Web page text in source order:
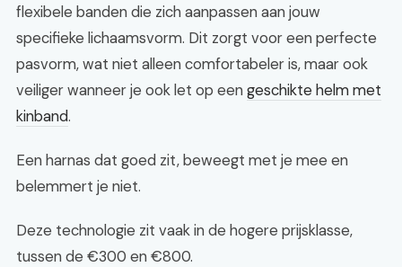
flexibele banden die zich aanpassen aan jouw
specifieke lichaamsvorm. Dit zorgt voor een perfecte
pasvorm, wat niet alleen comfortabeler is, maar ook
veiliger wanneer je ook let op eengeschikte helm met
kinband.
Een harnas dat goed zit, beweegt met je mee en
belemmert je niet.
Deze technologie zit vaak in de hogere prijsklasse,
tussen de €300 en €800.